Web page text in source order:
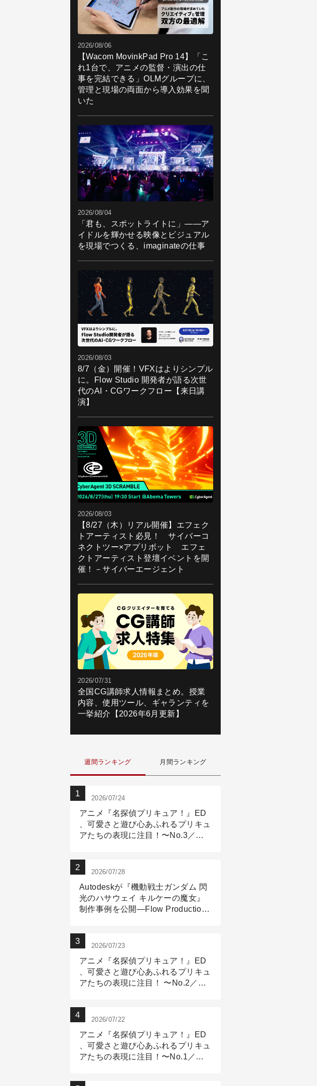
2026/08/06
【Wacom MovinkPad Pro 14】「こ
れ1台で、アニメの監督・演出の仕
事を完結できる」OLMグループに、
管理と現場の両面から導入効果を聞
いた
2026/08/04
「君も、スポットライトに」――ア
イドルを輝かせる映像とビジュアル
を現場でつくる、imaginateの仕事
2026/08/03
8/7（金）開催！VFXはよりシンプル
に。Flow Studio 開発者が語る次世
代のAI・CGワークフロー【来日講
演】
2026/08/03
【8/27（木）リアル開催】エフェク
トアーティスト必見！ サイバーコ
ネクトツー×アプリボット エフェ
クトアーティスト登壇イベントを開
催！－サイバーエージェント
2026/07/31
全国CG講師求人情報まとめ。授業
内容、使用ツール、ギャランティを
一挙紹介【2026年6月更新】
週間ランキング 月間ランキング
2026/07/24
アニメ『名探偵プリキュア！』ED
、可愛さと遊び心あふれるプリキュ
アたちの表現に注目！〜No.3／ア
2026/07/28
Autodeskが『機動戦士ガンダム 閃
光のハサウェイ キルケーの魔女』
制作事例を公開―Flow Production
2026/07/23
アニメ『名探偵プリキュア！』ED
、可愛さと遊び心あふれるプリキュ
アたちの表現に注目！ 〜No.2／モ
2026/07/22
アニメ『名探偵プリキュア！』ED
、可愛さと遊び心あふれるプリキュ
アたちの表現に注目！〜No.1／演